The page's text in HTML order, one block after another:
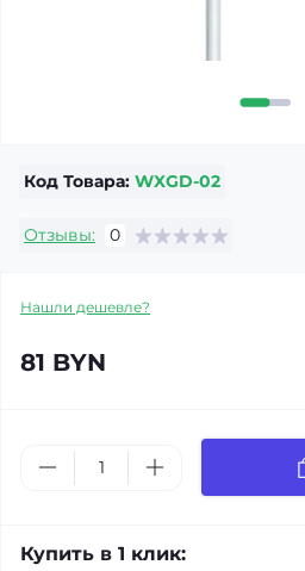
Код Товара: WXGD-02
Отзывы: 0
Нашли дешевле?
81 BYN
Купить в 1 клик: